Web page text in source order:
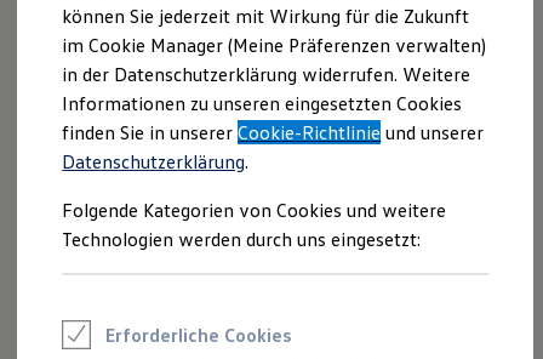
Nutzfahrzeuge
SUV und CUV
Familienautos
Kombis
Kompaktwagen
Sportwagen
Schnell verfügbare Fahrzeuge
Angebote und Produkte
Aktuelle Angebote
E-Auto-Förderung
Volkswagen Marktplatz
Elektromobilität bei Gebrauchtwagen
Komfort.
können Sie jederzeit mit Wirkung für die Zukunft
im Cookie Manager (Meine Präferenzen verwalten)
in der Datenschutzerklärung widerrufen. Weitere
Informationen zu unseren eingesetzten Cookies
finden Sie in unsererCookie-Richtlinie und unserer
Datenschutzerklärung.
Folgende Kategorien von Cookies und weitere
Technologien werden durch uns eingesetzt:
Erforderliche Cookies